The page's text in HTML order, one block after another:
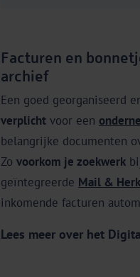
Facturen en
archief
Een goed georganiseerd
verplicht voor een
belangrijke documenten
Zo voorkom je zoekwerk
geïntegreerde Mail &
inkomende facturen
Lees meer over het